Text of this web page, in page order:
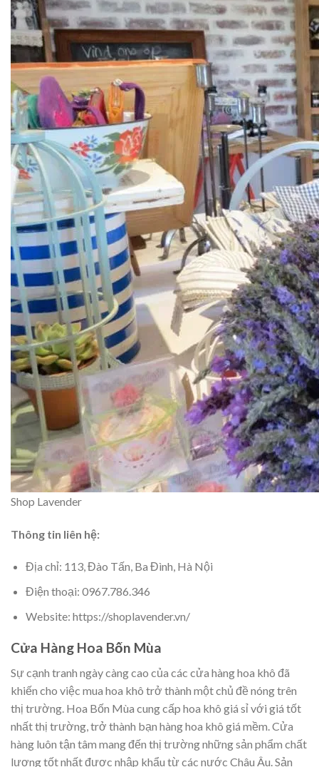
Shop Lavender
Thông tin liên hệ:
Địa chỉ: 113, Đào Tấn, Ba Đình, Hà Nội
Điện thoại: 0967.786.346
Website: https://shoplavender.vn/
Cửa Hàng Hoa Bốn Mùa
Sự cạnh tranh ngày càng cao của các cửa hàng hoa khô đã
khiến cho việc mua hoa khô trở thành một chủ đề nóng trên
thị trường. Hoa Bốn Mùa cung cấp hoa khô giá sỉ với giá tốt
nhất thị trường, trở thành bạn hàng hoa khô giá mềm. Cửa
hàng luôn tận tâm mang đến thị trường những sản phẩm chất
lượng tốt nhất được nhập khẩu từ các nước Châu Âu. Sản